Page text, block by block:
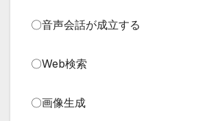
〇音声会話が成立する
〇Web検索
〇画像生成